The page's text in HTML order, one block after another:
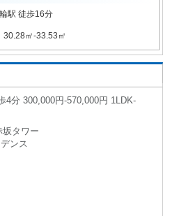
駅 徒歩16分
30.28㎡-33.53㎡
4分 300,000円-570,000円 1LDK-